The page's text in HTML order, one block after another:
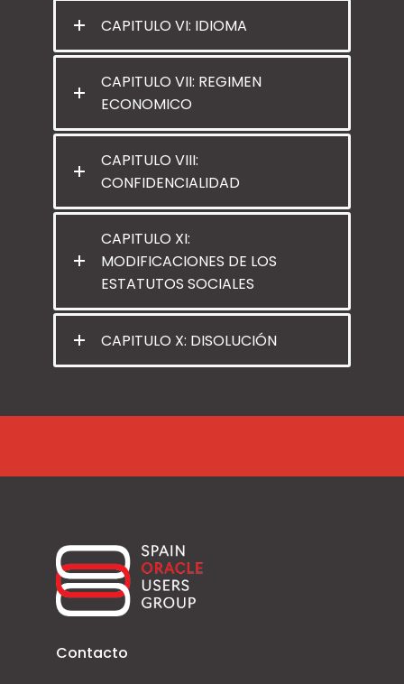
CAPITULO VI: IDIOMA
CAPITULO VII: REGIMEN
ECONOMICO
CAPITULO VIII:
CONFIDENCIALIDAD
CAPITULO XI:
MODIFICACIONES DE LOS
ESTATUTOS SOCIALES
CAPITULO X: DISOLUCIÓN
Contacto